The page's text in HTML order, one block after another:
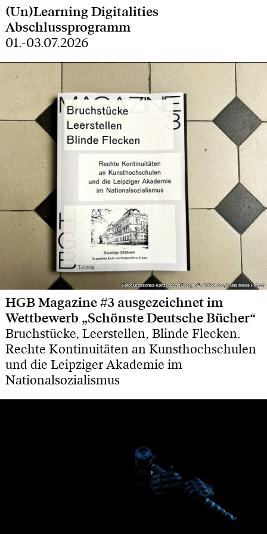
(Un)Learning Digitalities
Abschlussprogramm
01.-03.07.2026
Foto: Grafisches Konzept und Design: Emil Kowalczyk und Merle Petsch
Foto: Grafisches Konzept und Design: Emil Kowalczyk und Merle Petsch
HGB Magazine #3 ausgezeichnet im
Wettbewerb „Schönste Deutsche Bücher“
Bruchstücke, Leerstellen, Blinde Flecken.
Rechte Kontinuitäten an Kunsthochschulen
und die Leipziger Akademie im
Nationalsozialismus